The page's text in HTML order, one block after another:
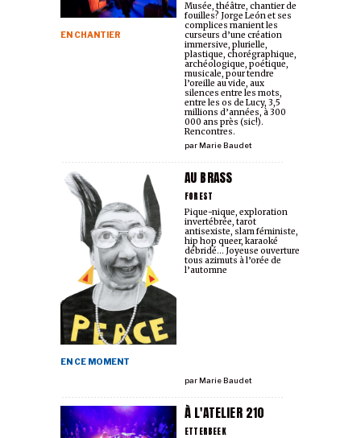
EN CHANTIER
parMarie Baudet
Musée, théâtre, chantier de
fouilles? Jorge León et ses
complices manient les
curseurs d’une création
immersive, plurielle,
plastique, chorégraphique,
archéologique, poétique,
musicale, pour tendre
l’oreille au vide, aux
silences entre les mots,
entre les os de Lucy, 3,5
millions d’années, à 300
000 ans près (sic!).
Rencontres.
AU BRASS
FOREST
EN CE MOMENT
parMarie Baudet
Pique-nique, exploration
invertébrée, tarot
antisexiste, slam féministe,
hip hop queer, karaoké
débridé... Joyeuse ouverture
tous azimuts à l’orée de
l’automne
À L'ATELIER 210
ETTERBEEK